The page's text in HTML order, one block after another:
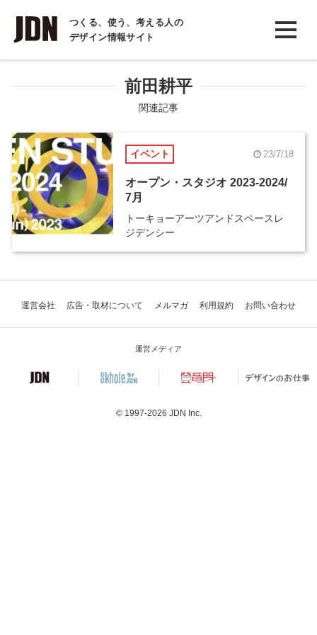
つくる、使う、考える人の
デザイン情報サイト
INTERVIEW
インタビュー
COLUMN
コラム
前田耕平
関連記事
イベント 23/7/18
オープン・スタジオ 2023-2024/
7月
トーキョーアーツアンドスペースレ
ジデンシー
運営会社 広告・取材について メルマガ 利用規約 お問い合わせ
運営メディア
© 1997-2026 JDN Inc.